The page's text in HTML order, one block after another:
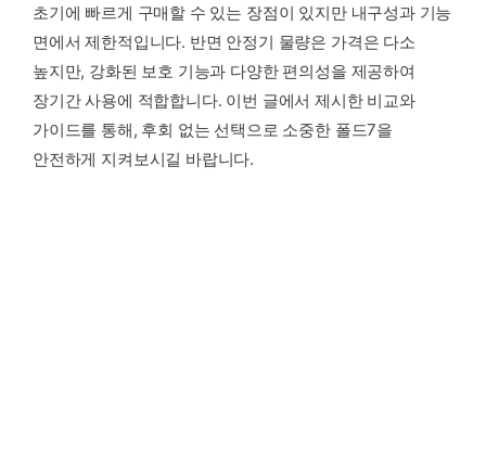
초기에 빠르게 구매할 수 있는 장점이 있지만 내구성과 기능
면에서 제한적입니다. 반면 안정기 물량은 가격은 다소
높지만, 강화된 보호 기능과 다양한 편의성을 제공하여
장기간 사용에 적합합니다. 이번 글에서 제시한 비교와
가이드를 통해, 후회 없는 선택으로 소중한 폴드7을
안전하게 지켜보시길 바랍니다.